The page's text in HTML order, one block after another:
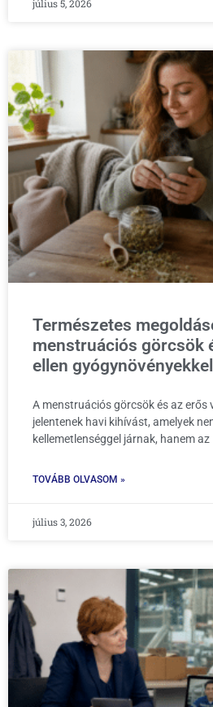
július 5, 2026
Természetes
menstruációs görcsök
ellen gyógynövényekkel
A menstruációs görcsök és az erős
jelentenek havi kihívást, amelyek
kellemetlenséggel járnak, hanem az
TOVÁBB OLVASOM »
július 3, 2026